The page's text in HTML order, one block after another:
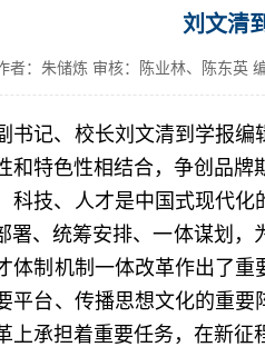
刘文清
者：朱储炼 审核：陈业林、陈东英
书记、校长刘文清到学报
和特色性相结合，争创品牌
科技、人才是中国式现代
署、统筹安排、一体谋划
体制机制一体改革作出了
平台、传播思想文化的重
上承担着重要任务，在新征